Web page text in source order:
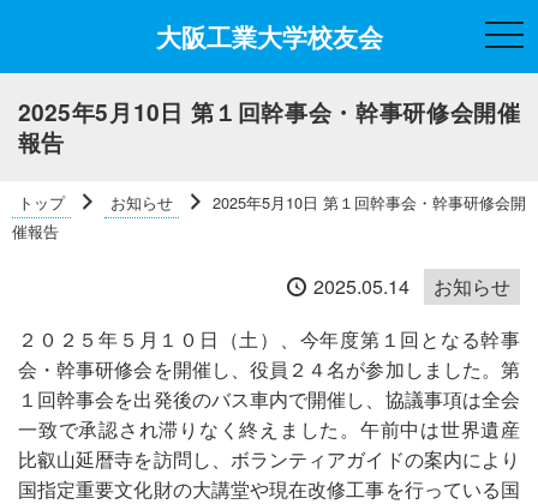
大阪工業大学校友会
t
o
l
e
g
o
n
2025年5月10日 第１回幹事会・幹事研修会開催
報告
トップ お知らせ
2025年5月10日 第１回幹事会・幹事研修会開
催報告
2025.05.14
お知らせ
２０２５年５月１０日（土）、今年度第１回となる幹事
会・幹事研修会を開催し、役員２４名が参加しました。第
１回幹事会を出発後のバス車内で開催し、協議事項は全会
一致で承認され滞りなく終えました。午前中は世界遺産
比叡山延暦寺を訪問し、ボランティアガイドの案内により
国指定重要文化財の大講堂や現在改修工事を行っている国